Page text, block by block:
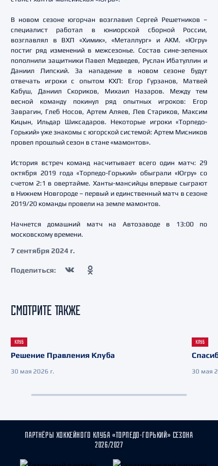
В новом сезоне югорчан возглавил Сергей Решетников –
специалист работал в юниорской сборной России,
возглавлял в ВХЛ «Химик», «Металлург» и АКМ. «Югру»
постиг ряд изменений в межсезонье. Состав сине-зеленых
пополнили защитники Павел Медведев, Руслан Ибатуллин и
Даниил Липский. За нападение в новом сезоне будут
отвечать игроки с опытом КХЛ: Егор Гурзанов, Матвей
Кабуш, Даниил Скориков, Михаил Назаров. Между тем
весной команду покинул ряд опытных игроков: Егор
Заврагин, Глеб Носов, Артем Аляев, Лев Стариков, Максим
Кицын, Ильдар Шиксадаров. Некоторые игроки «Торпедо-
Горький» уже знакомы с югорской системой: Артем Мисников
провел прошлый сезон в стане «мамонтов».
История встреч команд насчитывает всего один матч: 29
октября 2019 года «Торпедо-Горький» обыграли «Югру» со
счетом 2:1 в овертайме. Ханты-мансийцы впервые сыграют
в Нижнем Новгороде – первый и единственный матч в сезоне
2019/20 команды провели на земле мамонтов.
Начнется домашний матч на Автозаводе в 13:00 по
московскому времени.
7 сентября 2024 г.
Поделиться:
СМОТРИТЕ ТАКЖЕ
КЛУБ
Решение Правления Клуба
30 мая 2026 г.
КЛУБ
30 мая
ПАРТНЁРЫ ХОККЕЙНОГО КЛУБА «ТОРПЕДО-ГОРЬКИЙ» СЕЗОНА
2026/2027